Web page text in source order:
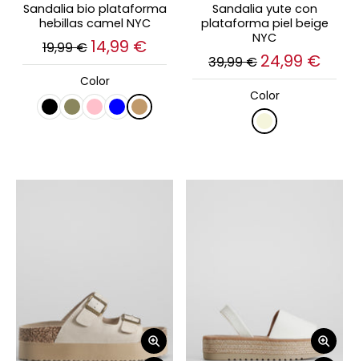
Sandalia bio plataforma
hebillas camel NYC
19,99 € 14,99 €
Color
Sandalia yute con
plataforma piel beige
NYC
39,99 € 24,99 €
Color